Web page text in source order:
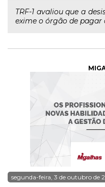
TRF-1 avaliou que a
exime o órgão de pagar
segunda-feira, 3 de outubro de